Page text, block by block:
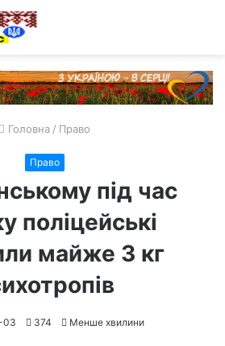
Головна / Право
Право
під час
поліцейські
майже 3 кг
03 374 Менше хвилини